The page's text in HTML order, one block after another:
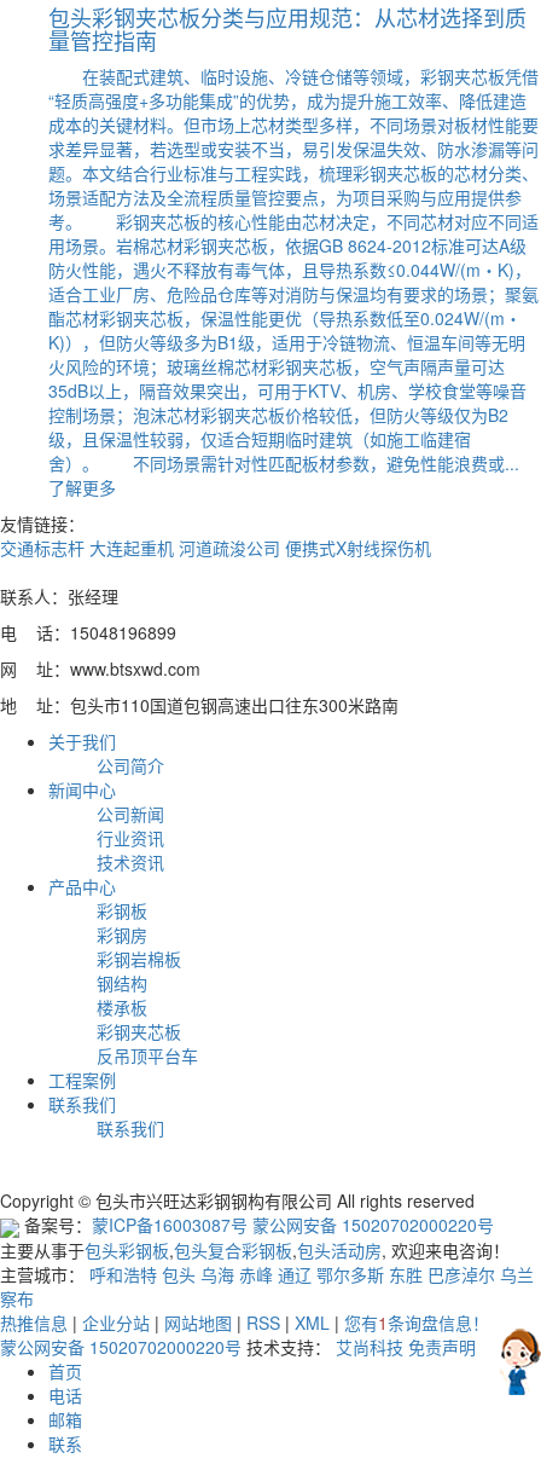
包头彩钢夹芯板分类与应用规范：从芯材选择到质
量管控指南
在装配式建筑、临时设施、冷链仓储等领域，彩钢夹芯板凭借
“轻质高强度+多功能集成”的优势，成为提升施工效率、降低建造
成本的关键材料。但市场上芯材类型多样，不同场景对板材性能要
求差异显著，若选型或安装不当，易引发保温失效、防水渗漏等问
题。本文结合行业标准与工程实践，梳理彩钢夹芯板的芯材分类、
场景适配方法及全流程质量管控要点，为项目采购与应用提供参
考。 彩钢夹芯板的核心性能由芯材决定，不同芯材对应不同适
用场景。岩棉芯材彩钢夹芯板，依据GB 8624-2012标准可达A级
防火性能，遇火不释放有毒气体，且导热系数≤0.044W/(m・K)，
适合工业厂房、危险品仓库等对消防与保温均有要求的场景；聚氨
酯芯材彩钢夹芯板，保温性能更优（导热系数低至0.024W/(m・
K)），但防火等级多为B1级，适用于冷链物流、恒温车间等无明
火风险的环境；玻璃丝棉芯材彩钢夹芯板，空气声隔声量可达
35dB以上，隔音效果突出，可用于KTV、机房、学校食堂等噪音
控制场景；泡沫芯材彩钢夹芯板价格较低，但防火等级仅为B2
级，且保温性较弱，仅适合短期临时建筑（如施工临建宿
舍）。 不同场景需针对性匹配板材参数，避免性能浪费或...
了解更多
友情链接：
交通标志杆 大连起重机 河道疏浚公司 便携式X射线探伤机
联系人：张经理
电 话：15048196899
网 址：www.btsxwd.com
地 址：包头市110国道包钢高速出口往东300米路南
关于我们
公司简介
新闻中心
公司新闻
行业资讯
技术资讯
产品中心
彩钢板
彩钢房
彩钢岩棉板
钢结构
楼承板
彩钢夹芯板
反吊顶平台车
工程案例
联系我们
联系我们
Copyright © 包头市兴旺达彩钢钢构有限公司 All rights reserved
备案号： 蒙ICP备16003087号 蒙公网安备 15020702000220号
主要从事于包头彩钢板,包头复合彩钢板,包头活动房, 欢迎来电咨询！
主营城市： 呼和浩特 包头 乌海 赤峰 通辽 鄂尔多斯 东胜 巴彦淖尔 乌兰
察布
热推信息 | 企业分站 | 网站地图 | RSS | XML | 您有1条询盘信息！
蒙公网安备 15020702000220号 技术支持： 艾尚科技 免责声明
首页
电话
邮箱
联系